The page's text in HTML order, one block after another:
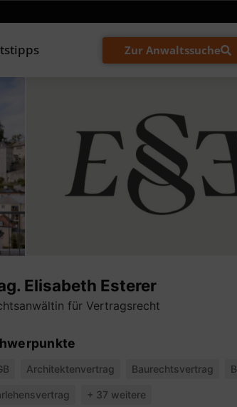
Zur Anwaltssuche
Elisabeth Esterer
für Vertragsrecht
Architektenvertrag Baurechtsvertrag
+ 37 weitere